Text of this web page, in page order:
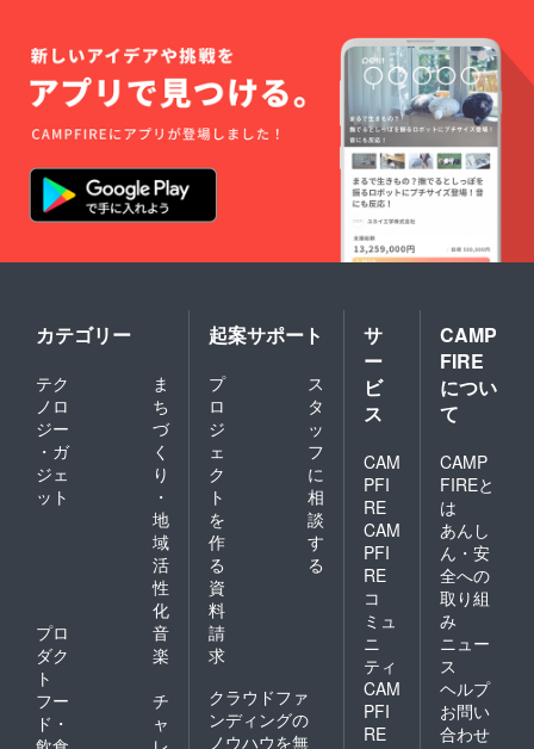
カテゴリー
テク
ノロ
ジー
・ガ
ジェ
ット
ま
ち
づ
く
り
・
地
域
活
性
化
プロ
ダク
ト
音
楽
フー
ド・
チ
ャ
起案サポート
プ
ロ
ジ
ェ
ク
ト
を
作
る
ス
タ
ッ
フ
に
相
談
す
る
資
料
請
求
クラウドファ
ンディングの
ノウハウを無
サ
ー
ビ
ス
CAM
PFI
RE
CAM
PFI
RE
コ
ミュ
ニ
ティ
CAM
PFI
RE
CAMP
FIRE
につい
て
CAMP
FIREと
は
あんし
ん・安
全への
取り組
み
ニュー
ス
ヘルプ
お問い
合わせ